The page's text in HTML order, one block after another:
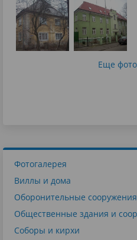
Еще
Фотогалерея
Виллы и дома
Оборонительные
Общественные здания и
Соборы и кирхи